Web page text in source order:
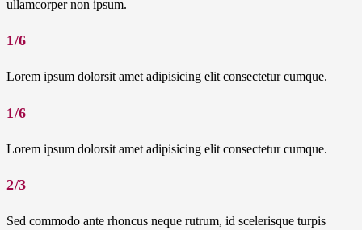
ullamcorper non ipsum.
1/6
Lorem ipsum dolorsit amet adipisicing elit consectetur cumque.
1/6
Lorem ipsum dolorsit amet adipisicing elit consectetur cumque.
2/3
Sed commodo ante rhoncus neque rutrum, id scelerisque turpis